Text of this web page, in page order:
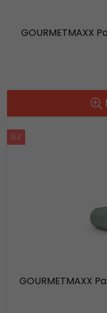
GOURMETMAXX
ÚJ
GOURMETMAXX